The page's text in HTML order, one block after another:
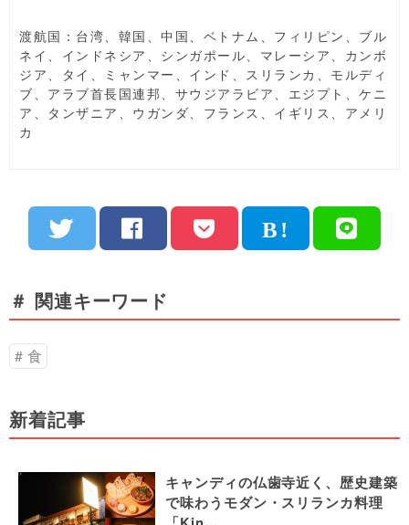
渡航国：台湾、韓国、中国、ベトナム、フィリピン、ブル
ネイ、インドネシア、シンガポール、マレーシア、カンボ
ジア、タイ、ミャンマー、インド、スリランカ、モルディ
ブ、アラブ首長国連邦、サウジアラビア、エジプト、ケニ
ア、タンザニア、ウガンダ、フランス、イギリス、アメリ
カ
＃ 関連キーワード
食
新着記事
キャンディの仏歯寺近く、歴史建築
で味わうモダン・スリランカ料理